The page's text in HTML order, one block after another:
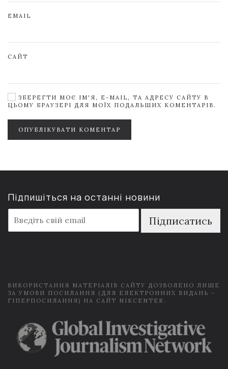
EMAIL
САЙТ
ЗБЕРЕГТИ МОЄ ІМ'Я, E-MAIL, ТА АДРЕСУ САЙТУ В
ЦЬОМУ БРАУЗЕРІ ДЛЯ МОЇХ ПОДАЛЬШИХ КОМЕНТАРІВ.
ОПУБЛІКУВАТИ КОМЕНТАР
Підпишіться на останні новини
m
a
Підписатись
ВИКОРИСТАННЯ МАТЕРІАЛІВ САЙТУ ДОЗВОЛЕНО ЛИШЕ
ЗА УМОВИ ПОСИЛАННЯ (ДЛЯ ЕЛЕКТРОННИХ ВИДАНЬ -
ГІПЕРПОСИЛАННЯ) НА САЙТ NIKCENTER.